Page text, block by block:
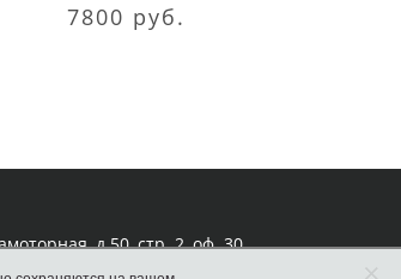
7800 руб.
д.50, стр. 2, оф. 30
×